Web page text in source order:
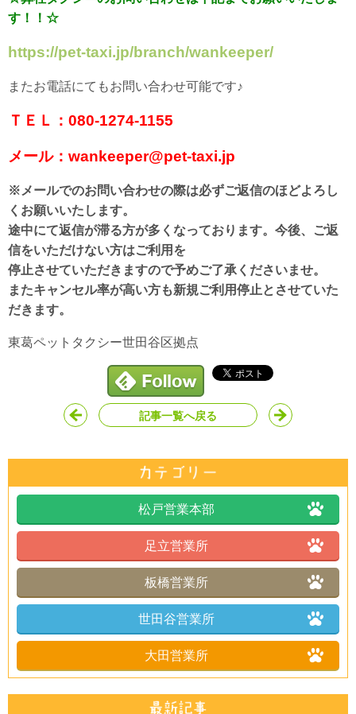
す！！☆
https://pet-taxi.jp/branch/wankeeper/
またお電話にてもお問い合わせ可能です♪
ＴＥＬ：080-1274-1155
メール：wankeeper@pet-taxi.jp
※メールでのお問い合わせの際は必ずご返信のほどよろし
くお願いいたします。
途中にて返信が滞る方が多くなっております。今後、ご返
信をいただけない方はご利用を
停止させていただきますので予めご了承くださいませ。
またキャンセル率が高い方も新規ご利用停止とさせていた
だきます。
東葛ペットタクシー世田谷区拠点
記事一覧へ戻る
松戸営業本部
足立営業所
板橋営業所
世田谷営業所
大田営業所